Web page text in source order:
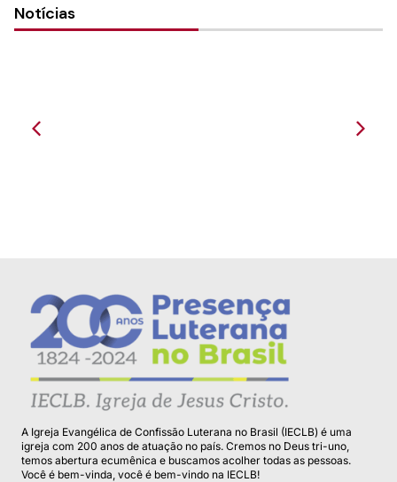
Notícias
A Igreja Evangélica de Confissão Luterana no Brasil (IECLB) é uma
igreja com 200 anos de atuação no país. Cremos no Deus tri-uno,
temos abertura ecumênica e buscamos acolher todas as pessoas.
Você é bem-vinda, você é bem-vindo na IECLB!